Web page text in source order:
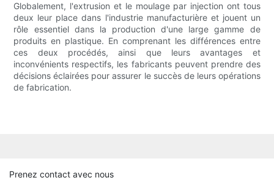
Globalement, l'extrusion et le moulage par injection ont tous
deux leur place dans l'industrie manufacturière et jouent un
rôle essentiel dans la production d'une large gamme de
produits en plastique. En comprenant les différences entre
ces deux procédés, ainsi que leurs avantages et
inconvénients respectifs, les fabricants peuvent prendre des
décisions éclairées pour assurer le succès de leurs opérations
de fabrication.
Prenez contact avec nous